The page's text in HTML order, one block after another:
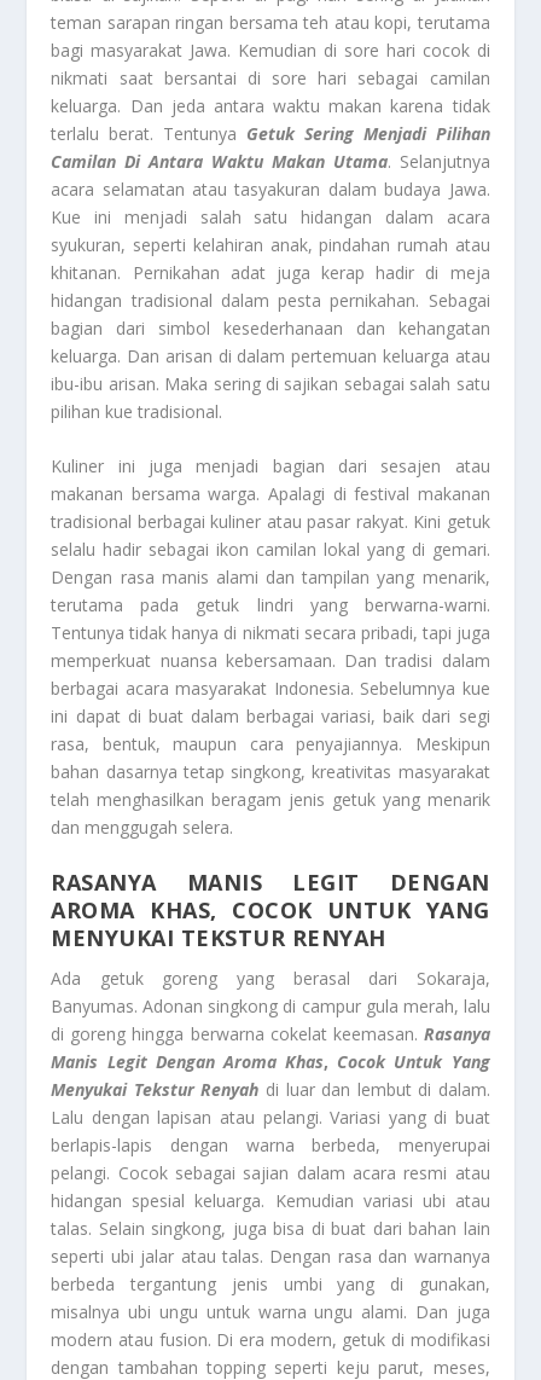
teman sarapan ringan bersama teh atau kopi, terutama
bagi masyarakat Jawa. Kemudian di sore hari cocok di
nikmati saat bersantai di sore hari sebagai camilan
keluarga. Dan jeda antara waktu makan karena tidak
terlalu berat. Tentunya Getuk Sering Menjadi Pilihan
Camilan Di Antara Waktu Makan Utama. Selanjutnya
acara selamatan atau tasyakuran dalam budaya Jawa.
Kue ini menjadi salah satu hidangan dalam acara
syukuran, seperti kelahiran anak, pindahan rumah atau
khitanan. Pernikahan adat juga kerap hadir di meja
hidangan tradisional dalam pesta pernikahan. Sebagai
bagian dari simbol kesederhanaan dan kehangatan
keluarga. Dan arisan di dalam pertemuan keluarga atau
ibu-ibu arisan. Maka sering di sajikan sebagai salah satu
pilihan kue tradisional.
Kuliner ini juga menjadi bagian dari sesajen atau
makanan bersama warga. Apalagi di festival makanan
tradisional berbagai kuliner atau pasar rakyat. Kini getuk
selalu hadir sebagai ikon camilan lokal yang di gemari.
Dengan rasa manis alami dan tampilan yang menarik,
terutama pada getuk lindri yang berwarna-warni.
Tentunya tidak hanya di nikmati secara pribadi, tapi juga
memperkuat nuansa kebersamaan. Dan tradisi dalam
berbagai acara masyarakat Indonesia. Sebelumnya kue
ini dapat di buat dalam berbagai variasi, baik dari segi
rasa, bentuk, maupun cara penyajiannya. Meskipun
bahan dasarnya tetap singkong, kreativitas masyarakat
telah menghasilkan beragam jenis getuk yang menarik
dan menggugah selera.
RASANYA MANIS LEGIT DENGAN
AROMA KHAS, COCOK UNTUK YANG
MENYUKAI TEKSTUR RENYAH
Ada getuk goreng yang berasal dari Sokaraja,
Banyumas. Adonan singkong di campur gula merah, lalu
di goreng hingga berwarna cokelat keemasan. Rasanya
Manis Legit Dengan Aroma Khas, Cocok Untuk Yang
Menyukai Tekstur Renyah di luar dan lembut di dalam.
Lalu dengan lapisan atau pelangi. Variasi yang di buat
berlapis-lapis dengan warna berbeda, menyerupai
pelangi. Cocok sebagai sajian dalam acara resmi atau
hidangan spesial keluarga. Kemudian variasi ubi atau
talas. Selain singkong, juga bisa di buat dari bahan lain
seperti ubi jalar atau talas. Dengan rasa dan warnanya
berbeda tergantung jenis umbi yang di gunakan,
misalnya ubi ungu untuk warna ungu alami. Dan juga
modern atau fusion. Di era modern, getuk di modifikasi
dengan tambahan topping seperti keju parut, meses,